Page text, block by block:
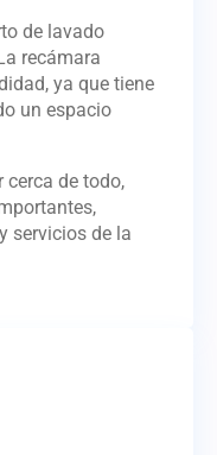
de lavado
recámara
ya que tiene
un espacio
cerca de todo,
servicios de la